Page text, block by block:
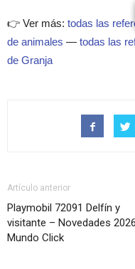
👉 Ver más: todas las
de animales — todas las
de Granja
Artículo anterior
Playmobil 72091 Delfín y
visitante – Novedades
Mundo Click